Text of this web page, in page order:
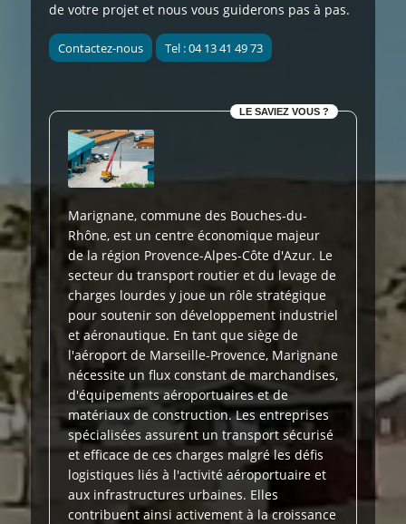
de votre projet et nous vous guiderons pas à pas.
Contactez-nous Tel : 04 13 41 49 73
LE SAVIEZ VOUS ?
Marignane, commune des Bouches-du-
Rhône, est un centre économique majeur
de la région Provence-Alpes-Côte d'Azur. Le
secteur du transport routier et du levage de
charges lourdes y joue un rôle stratégique
pour soutenir son développement industriel
et aéronautique. En tant que siège de
l'aéroport de Marseille-Provence, Marignane
nécessite un flux constant de marchandises,
d'équipements aéroportuaires et de
matériaux de construction. Les entreprises
spécialisées assurent un transport sécurisé
et efficace de ces charges malgré les défis
logistiques liés à l'activité aéroportuaire et
aux infrastructures urbaines. Elles
contribuent ainsi activement à la croissance